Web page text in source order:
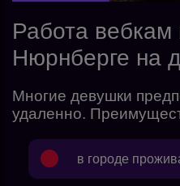
Работа
Нюрнберге на
Многие девушки
удаленно.
в городе